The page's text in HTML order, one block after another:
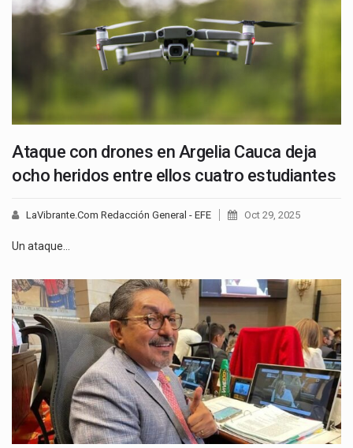
Ataque con drones en Argelia Cauca deja
ocho heridos entre ellos cuatro estudiantes
LaVibrante.Com Redacción General - EFE Oct 29, 2025
Un ataque…